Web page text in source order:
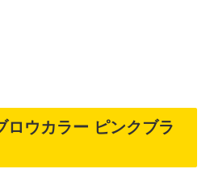
ロウカラー ピンクブラ